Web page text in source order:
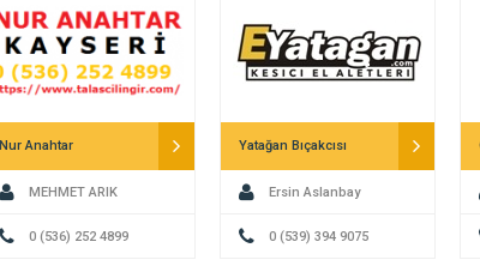
Nur Anahtar
MEHMET ARIK
0 (536) 252 4899
Yatağan Bıçakcısı
Ersin Aslanbay
0 (539) 394 9075